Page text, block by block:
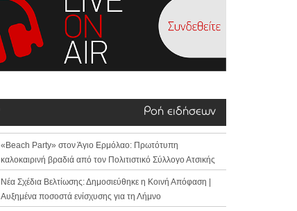
Ροή ειδήσεων
«Beach Party» στον Άγιο Ερμόλαο: Πρωτότυπη
καλοκαιρινή βραδιά από τον Πολιτιστικό Σύλλογο Ατσικής
Νέα Σχέδια Βελτίωσης: Δημοσιεύθηκε η Κοινή Απόφαση |
Αυξημένα ποσοστά ενίσχυσης για τη Λήμνο